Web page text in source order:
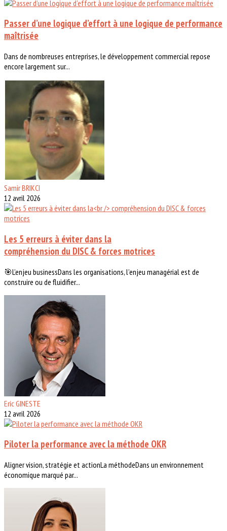
Passer d’une logique d’effort à une logique de performance
maîtrisée
Dans de nombreuses entreprises, le développement commercial repose
encore largement sur...
Samir BRIKCI
12 avril 2026
Les 5 erreurs à éviter dans la
compréhension du DISC & forces motrices
🎯L’enjeu businessDans les organisations, l’enjeu managérial est de
construire ou de fluidifier...
Eric GINESTE
12 avril 2026
Piloter la performance avec la méthode OKR
Aligner vision, stratégie et actionLa méthodeDans un environnement
économique marqué par...